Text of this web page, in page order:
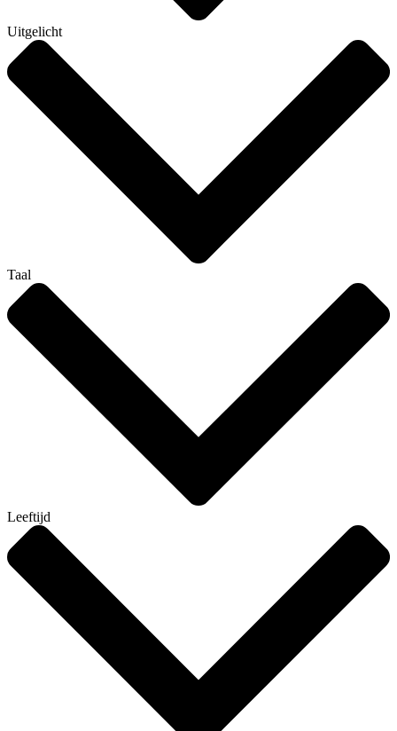
Uitgelicht
Taal
Leeftijd